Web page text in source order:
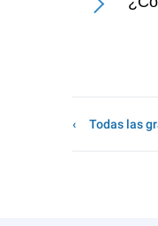
Todas las